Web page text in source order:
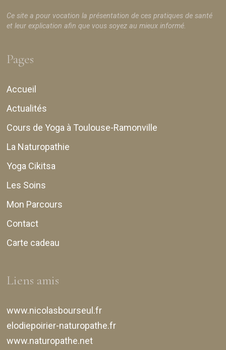
Ce site a pour vocation la présentation de ces pratiques de santé
et leur explication afin que vous soyez au mieux informé.
Pages
Accueil
Actualités
Cours de Yoga à Toulouse-Ramonville
La Naturopathie
Yoga Cikitsa
Les Soins
Mon Parcours
Contact
Carte cadeau
Liens amis
www.nicolasbourseul.fr
elodiepoirier-naturopathe.fr
www.naturopathe.net